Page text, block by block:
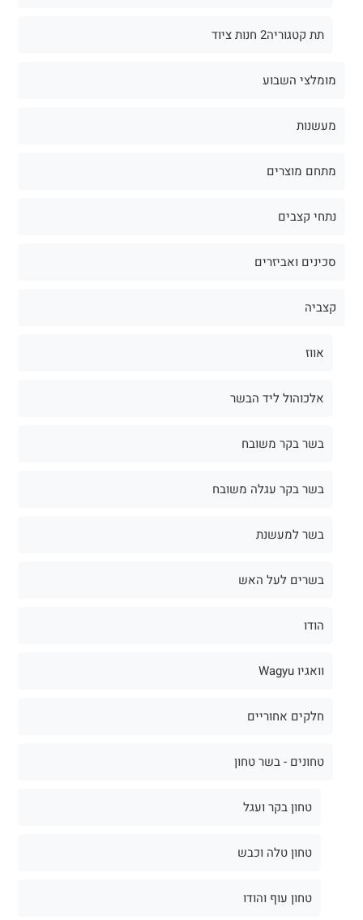
תת קטגוריה2 חנות ציוד
מומלצי השבוע
מעשנות
מתחם מוצרים
נתחי קצבים
סכינים ואביזרים
קצביה
אווז
אלכוהול ליד הבשר
בשר בקר משובח
בשר בקר עגלה משובח
בשר למעשנת
בשרים לעל האש
הודו
וואגיו Wagyu
חלקים אחוריים
טחונים - בשר טחון
טחון בקר ועגל
טחון טלה וכבש
טחון עוף והודו